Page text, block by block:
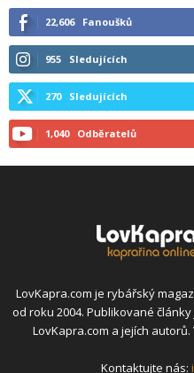
22,606 Fanoušků
955 Sledujících
270 Sledujících
1,040 Odběratelů
LovKapra.com je rybářský
od roku 2004. Publikované
LovKapra.com a jejích
Kontaktujte nás: